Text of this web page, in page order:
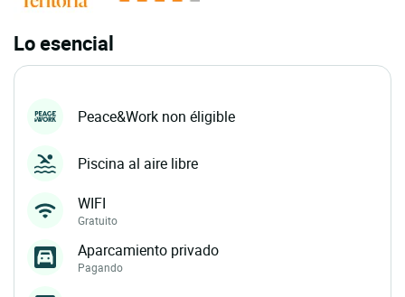
Lo esencial
Peace&Work non éligible
Piscina al aire libre
WIFI
Gratuito
Aparcamiento privado
Pagando